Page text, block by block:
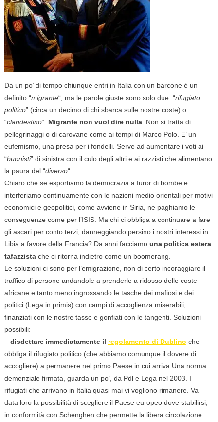
Da un po’ di tempo chiunque entri in Italia con un barcone è un
definito “migrante“, ma le parole giuste sono solo due: “rifugiato
politico” (circa un decimo di chi sbarca sulle nostre coste) o
“clandestino“. Migrante non vuol dire nulla. Non si tratta di
pellegrinaggi o di carovane come ai tempi di Marco Polo. E’ un
eufemismo, una presa per i fondelli. Serve ad aumentare i voti ai
“buonisti” di sinistra con il culo degli altri e ai razzisti che alimentano
la paura del “diverso“.
Chiaro che se esportiamo la democrazia a furor di bombe e
interferiamo continuamente con le nazioni medio orientali per motivi
economici e geopolitici, come avviene in Siria, ne paghiamo le
conseguenze come per l’ISIS. Ma chi ci obbliga a continuare a fare
gli ascari per conto terzi, danneggiando persino i nostri interessi in
Libia a favore della Francia? Da anni facciamo una politica estera
tafazzistache ci ritorna indietro come un boomerang.
Le soluzioni ci sono per l’emigrazione, non di certo incoraggiare il
traffico di persone andandole a prenderle a ridosso delle coste
africane e tanto meno ingrossando le tasche dei mafiosi e dei
politici (Lega in primis) con campi di accoglienza miserabili,
finanziati con le nostre tasse e gonfiati con le tangenti. Soluzioni
possibili:
– disdettare immediatamente il regolamento di Dublino che
obbliga il rifugiato politico (che abbiamo comunque il dovere di
accogliere) a permanere nel primo Paese in cui arriva Una norma
demenziale firmata, guarda un po’, da Pdl e Lega nel 2003. I
rifugiati che arrivano in Italia quasi mai vi vogliono rimanere. Va
data loro la possibilità di scegliere il Paese europeo dove stabilirsi,
in conformità con Schenghen che permette la libera circolazione